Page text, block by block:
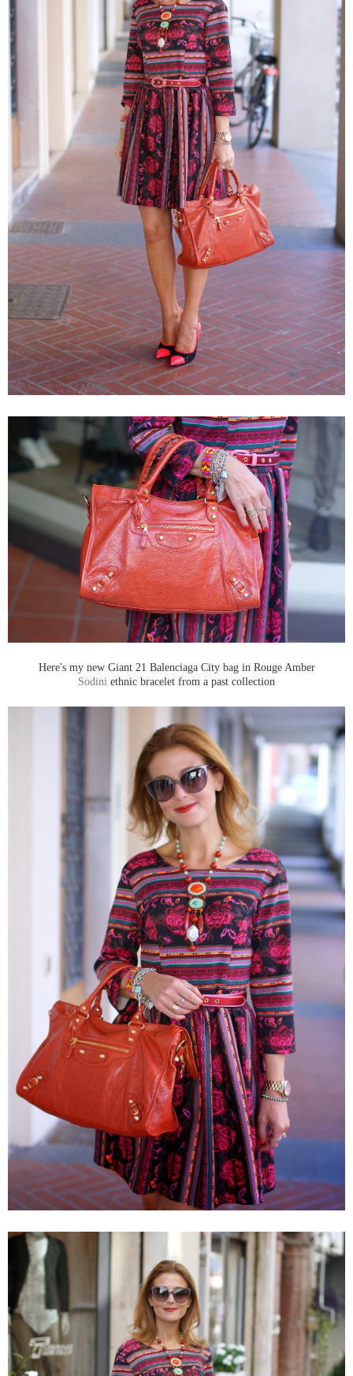
Here's my new Giant 21 Balenciaga City bag in Rouge Amber
Sodini ethnic bracelet from a past collection